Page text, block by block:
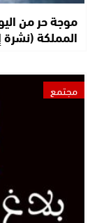
موجة حر من
المملكة (نشرة
مجتمع